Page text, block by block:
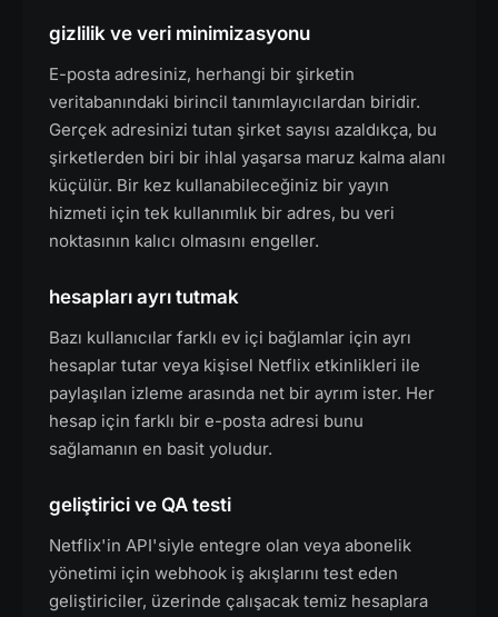
gizlilik ve veri minimizasyonu
E-posta adresiniz, herhangi bir şirketin
veritabanındaki birincil tanımlayıcılardan biridir.
Gerçek adresinizi tutan şirket sayısı azaldıkça, bu
şirketlerden biri bir ihlal yaşarsa maruz kalma alanı
küçülür. Bir kez kullanabileceğiniz bir yayın
hizmeti için tek kullanımlık bir adres, bu veri
noktasının kalıcı olmasını engeller.
hesapları ayrı tutmak
Bazı kullanıcılar farklı ev içi bağlamlar için ayrı
hesaplar tutar veya kişisel Netflix etkinlikleri ile
paylaşılan izleme arasında net bir ayrım ister. Her
hesap için farklı bir e-posta adresi bunu
sağlamanın en basit yoludur.
geliştirici ve QA testi
Netflix'in API'siyle entegre olan veya abonelik
yönetimi için webhook iş akışlarını test eden
geliştiriciler, üzerinde çalışacak temiz hesaplara